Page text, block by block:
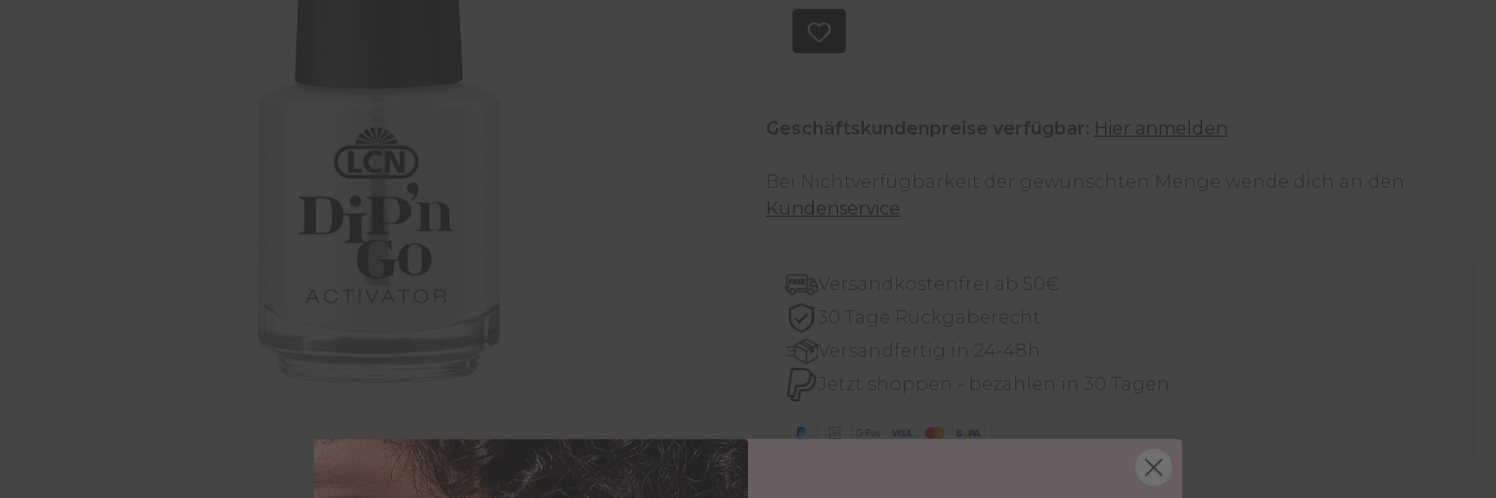
Geschäftskundenpreise verfügbar: Hier anmelden
Bei Nichtverfügbarkeit der gewünschten Menge wende dich an den
Kundenservice
Versandkostenfrei ab 50€
30 Tage Rückgaberecht
Versandfertig in 24-48h
Jetzt shoppen - bezahlen in 30 Tagen